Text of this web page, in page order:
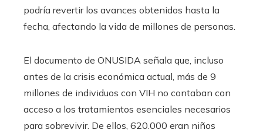
podría revertir los avances obtenidos hasta la
fecha, afectando la vida de millones de personas.
El documento de ONUSIDA señala que, incluso
antes de la crisis económica actual, más de 9
millones de individuos con VIH no contaban con
acceso a los tratamientos esenciales necesarios
para sobrevivir. De ellos, 620.000 eran niños